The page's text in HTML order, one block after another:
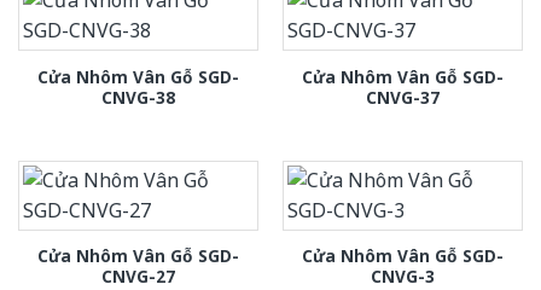
Cửa Nhôm Vân Gỗ SGD-
CNVG-38
Cửa Nhôm Vân Gỗ SGD-
CNVG-37
Cửa Nhôm Vân Gỗ SGD-
CNVG-27
Cửa Nhôm Vân Gỗ SGD-
CNVG-3